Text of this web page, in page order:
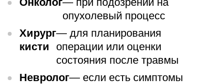
опухолевый процесс
Хирург
кисти
— для планирования
операции или оценки
состояния после травмы
Невролог— если есть симптомы